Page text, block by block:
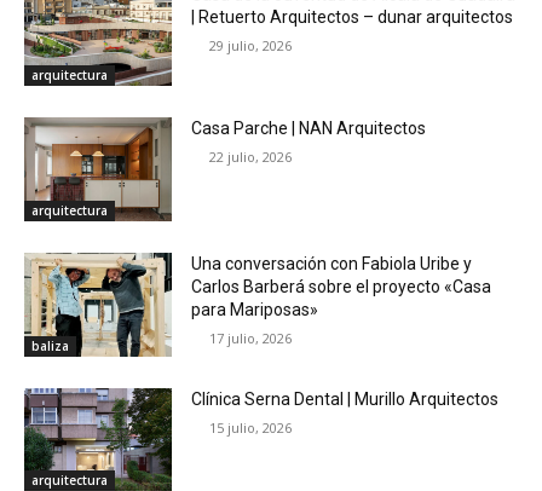
arquitectura
| Retuerto Arquitectos – dunar arquitectos
29 julio, 2026
arquitectura
Casa Parche | NAN Arquitectos
22 julio, 2026
baliza
Una conversación con Fabiola Uribe y
Carlos Barberá sobre el proyecto «Casa
para Mariposas»
17 julio, 2026
arquitectura
Clínica Serna Dental | Murillo Arquitectos
15 julio, 2026